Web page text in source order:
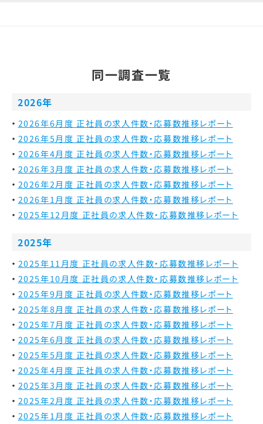
同一調査一覧
2026年
2026年6月度 正社員の求人件数・応募数推移レポート
2026年5月度 正社員の求人件数・応募数推移レポート
2026年4月度 正社員の求人件数・応募数推移レポート
2026年3月度 正社員の求人件数・応募数推移レポート
2026年2月度 正社員の求人件数・応募数推移レポート
2026年1月度 正社員の求人件数・応募数推移レポート
2025年12月度 正社員の求人件数・応募数推移レポート
2025年
2025年11月度 正社員の求人件数・応募数推移レポート
2025年10月度 正社員の求人件数・応募数推移レポート
2025年9月度 正社員の求人件数・応募数推移レポート
2025年8月度 正社員の求人件数・応募数推移レポート
2025年7月度 正社員の求人件数・応募数推移レポート
2025年6月度 正社員の求人件数・応募数推移レポート
2025年5月度 正社員の求人件数・応募数推移レポート
2025年4月度 正社員の求人件数・応募数推移レポート
2025年3月度 正社員の求人件数・応募数推移レポート
2025年2月度 正社員の求人件数・応募数推移レポート
2025年1月度 正社員の求人件数・応募数推移レポート